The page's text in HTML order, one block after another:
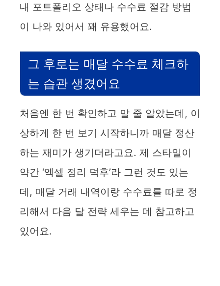
내 포트폴리오 상태나 수수료 절감 방법
이 나와 있어서 꽤 유용했어요.
그 후로는 매달 수수료 체크하
는 습관 생겼어요
처음엔 한 번 확인하고 말 줄 알았는데, 이
상하게 한 번 보기 시작하니까 매달 정산
하는 재미가 생기더라고요. 제 스타일이
약간 ‘엑셀 정리 덕후’라 그런 것도 있는
데, 매달 거래 내역이랑 수수료를 따로 정
리해서 다음 달 전략 세우는 데 참고하고
있어요.